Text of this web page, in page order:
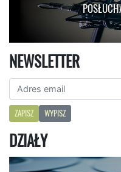
NEWSLETTER
ZAPISZ WYPISZ
DZIAŁY